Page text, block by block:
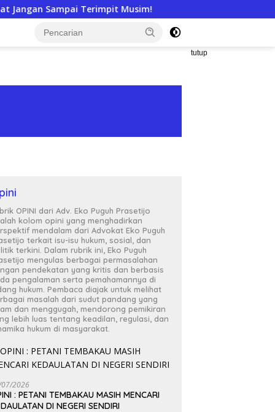
Musim! APTI Siap Somasi dan Gugat KPPU, Soroti
tutup
OPINI dari Adv. Eko Puguh Prasetijo
kolom opini yang menghadirkan
mendalam dari Advokat Eko Puguh
terkait isu-isu hukum, sosial, dan
terkini. Dalam rubrik ini, Eko Puguh
mengulas berbagai permasalahan
pendekatan yang kritis dan berbasis
pengalaman serta pemahamannya di
hukum. Pembaca diajak untuk melihat
masalah dari sudut pandang yang
dan menggugah, mendorong pemikiran
lebih luas tentang keadilan, regulasi, dan
hukum di masyarakat.
2026
: PETANI TEMBAKAU MASIH MENCARI
DI NEGERI SENDIRI